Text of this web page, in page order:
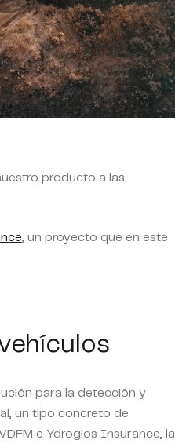
producto a las
, un proyecto que en este
para la detección y
un tipo concreto de
e Ydrogios Insurance, la